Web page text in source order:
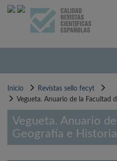
Pasar
Inicio
Revistas sello fecyt
Vegueta. Anuario de la Facultad
Vegueta. Anuario
Geografía e Historia